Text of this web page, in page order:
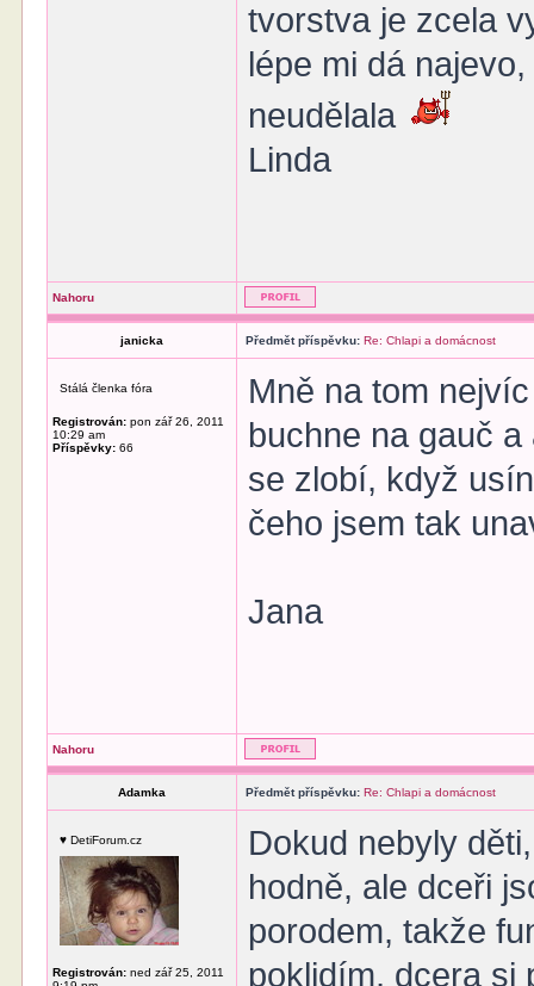
tvorstva je zcela
lépe mi dá
neudělala
Linda
Nahoru
janicka Předmět příspěvku: Re: Chlapi a domácnost
Stálá členka fóra
Registrován: pon zář 26, 2011
10:29 am
Příspěvky: 66
Mně na tom
buchne na gauč
se zlobí, když
čeho jsem tak
Jana
Nahoru
Adamka Předmět příspěvku: Re: Chlapi a domácnost
♥ DetiForum.cz
Registrován: ned zář 25, 2011
Dokud nebyly
hodně, ale dceři
porodem, takže
poklidím, dcera si